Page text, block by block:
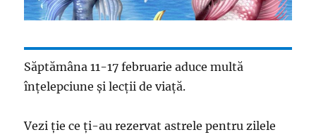
Săptămâna 11-17 februarie aduce multă
înțelepciune și lecții de viață.
Vezi ție ce ți-au rezervat astrele pentru zilele